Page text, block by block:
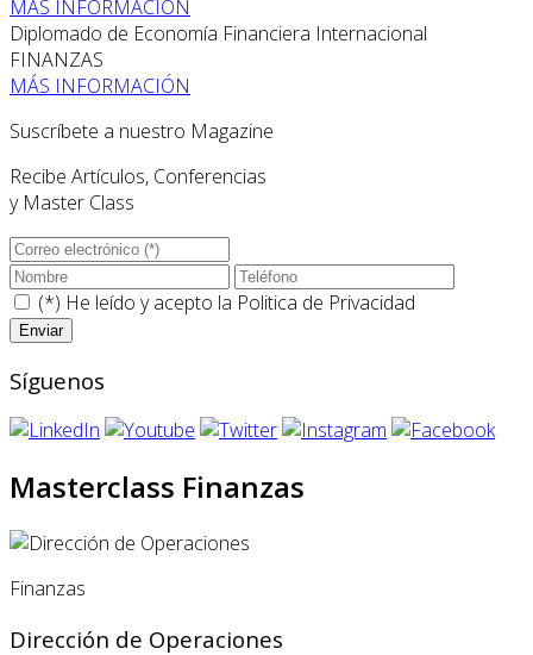
MÁS INFORMACIÓN
Diplomado de Economía Financiera Internacional
FINANZAS
MÁS INFORMACIÓN
Suscríbete a nuestro Magazine
Recibe Artículos, Conferencias
y Master Class
(*) He leído y acepto la Politica de Privacidad
Síguenos
Masterclass Finanzas
Finanzas
Dirección de Operaciones